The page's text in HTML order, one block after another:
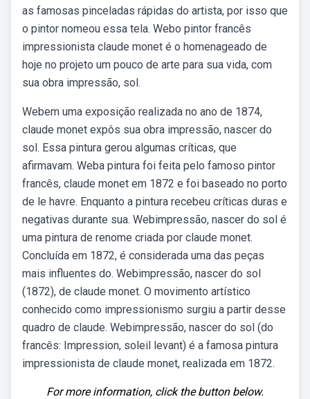
as famosas pinceladas rápidas do artista, por isso que
o pintor nomeou essa tela. Webo pintor francês
impressionista claude monet é o homenageado de
hoje no projeto um pouco de arte para sua vida, com
sua obra impressão, sol.
Webem uma exposição realizada no ano de 1874,
claude monet expôs sua obra impressão, nascer do
sol. Essa pintura gerou algumas críticas, que
afirmavam. Weba pintura foi feita pelo famoso pintor
francês, claude monet em 1872 e foi baseado no porto
de le havre. Enquanto a pintura recebeu críticas duras e
negativas durante sua. Webimpressão, nascer do sol é
uma pintura de renome criada por claude monet.
Concluída em 1872, é considerada uma das peças
mais influentes do. Webimpressão, nascer do sol
(1872), de claude monet. O movimento artístico
conhecido como impressionismo surgiu a partir desse
quadro de claude. Webimpressão, nascer do sol (do
francês: Impression, soleil levant) é a famosa pintura
impressionista de claude monet, realizada em 1872.
For more information, click the button below.